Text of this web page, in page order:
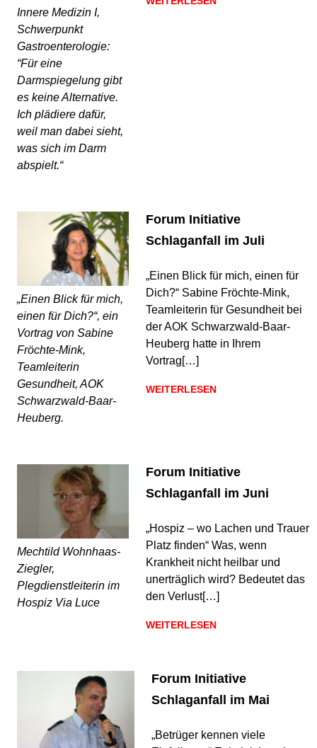
Innere Medizin I,
Schwerpunkt
Gastroenterologie:
“Für eine
Darmspiegelung gibt
es keine Alternative.
Ich plädiere dafür,
weil man dabei sieht,
was sich im Darm
abspielt.“
„Einen Blick für mich,
einen für Dich?“, ein
Vortrag von Sabine
Fröchte-Mink,
Teamleiterin
Gesundheit, AOK
Schwarzwald-Baar-
Heuberg.
Forum Initiative
Schlaganfall im Juli
„Einen Blick für mich, einen für
Dich?“ Sabine Fröchte-Mink,
Teamleiterin für Gesundheit bei
der AOK Schwarzwald-Baar-
Heuberg hatte in Ihrem
Vortrag[…]
WEITERLESEN
Mechtild Wohnhaas-
Ziegler,
Plegdienstleiterin im
Hospiz Via Luce
Forum Initiative
Schlaganfall im Juni
„Hospiz – wo Lachen und Trauer
Platz finden“ Was, wenn
Krankheit nicht heilbar und
unerträglich wird? Bedeutet das
den Verlust[…]
WEITERLESEN
Forum Initiative
Schlaganfall im Mai
„Betrüger kennen viele